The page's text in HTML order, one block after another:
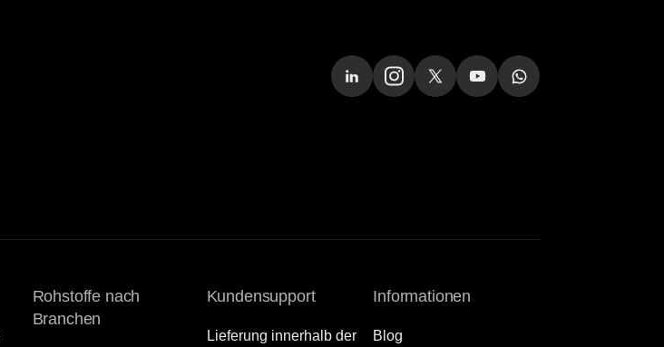
Rohstoffe nach
Branchen
Kundensupport
Lieferung innerhalb der
Informationen
Blog